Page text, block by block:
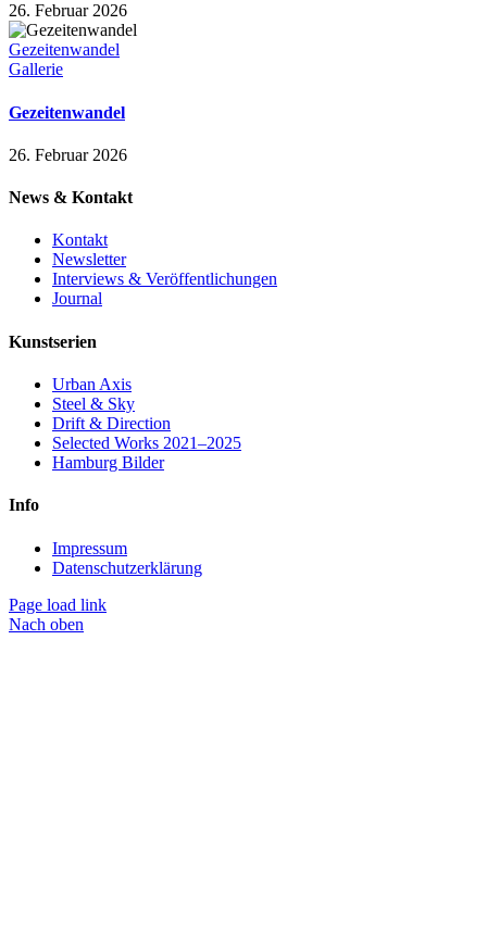
26. Februar 2026
Gezeitenwandel
Gallerie
Gezeitenwandel
26. Februar 2026
News & Kontakt
Kontakt
Newsletter
Interviews & Veröffentlichungen
Journal
Kunstserien
Urban Axis
Steel & Sky
Drift & Direction
Selected Works 2021–2025
Hamburg Bilder
Info
Impressum
Datenschutzerklärung
Page load link
Nach oben